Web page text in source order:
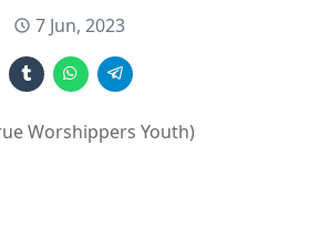
7 Jun, 2023
Worshippers Youth)